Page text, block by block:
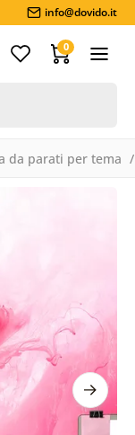
info@dovido.it
0
da parati per tema